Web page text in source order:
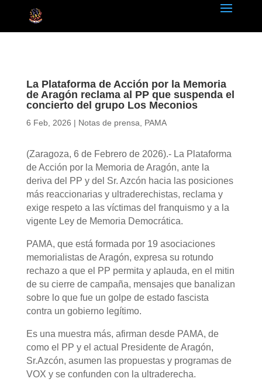
La Plataforma de Acción por la Memoria
de Aragón reclama al PP que suspenda el
concierto del grupo Los Meconios
6 Feb, 2026 | Notas de prensa PAMA
(Zaragoza, 6 de Febrero de 2026).- La Plataforma
de Acción por la Memoria de Aragón, ante la
deriva del PP y del Sr. Azcón hacia las posiciones
más reaccionarias y ultraderechistas, reclama y
exige respeto a las víctimas del franquismo y a la
vigente Ley de Memoria Democrática.
PAMA, que está formada por 19 asociaciones
memorialistas de Aragón, expresa su rotundo
rechazo a que el PP permita y aplauda, en el mitin
de su cierre de campaña, mensajes que banalizan
sobre lo que fue un golpe de estado fascista
contra un gobierno legítimo.
Es una muestra más, afirman desde PAMA, de
como el PP y el actual Presidente de Aragón,
Sr.Azcón, asumen las propuestas y programas de
VOX y se confunden con la ultraderecha.